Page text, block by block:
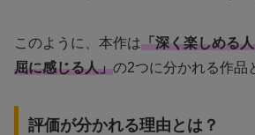
このように、本作は「深く楽しめる
屈に感じる人」の2つに分かれる作品
評価が分かれる理由とは？